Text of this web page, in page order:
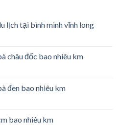
lịch tại bình minh vĩnh long
châu đốc bao nhiêu km
đen bao nhiêu km
bao nhiêu km